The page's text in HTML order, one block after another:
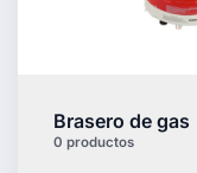
Brasero de gas
0 productos